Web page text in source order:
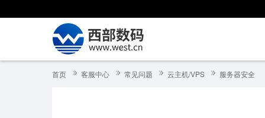
首页 客服中心 常见问题 云主机/VPS 服务器安全